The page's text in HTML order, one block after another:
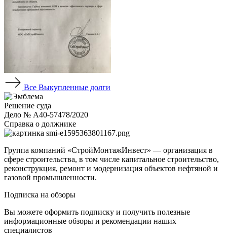
Все Выкупленные долги
Решение суда
Дело № А40-57478/2020
Справка о должнике
Группа компаний «СтройМонтажИнвест» — организация в
сфере строительства, в том числе капитальное строительство,
реконструкция, ремонт и модернизация объектов нефтяной и
газовой промышленности.
Подписка на обзоры
Вы можете оформить подписку и получить полезные
информационные обзоры и рекомендации наших
специалистов